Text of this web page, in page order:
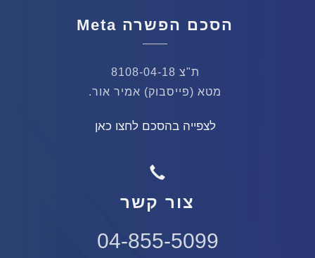
הסכם הפשרה Meta
ת"צ 8108-04-18
מטא (פייסבוק) אמיר אור.
לצפייה בהסכם לחצו כאן
צור קשר
04-855-5099